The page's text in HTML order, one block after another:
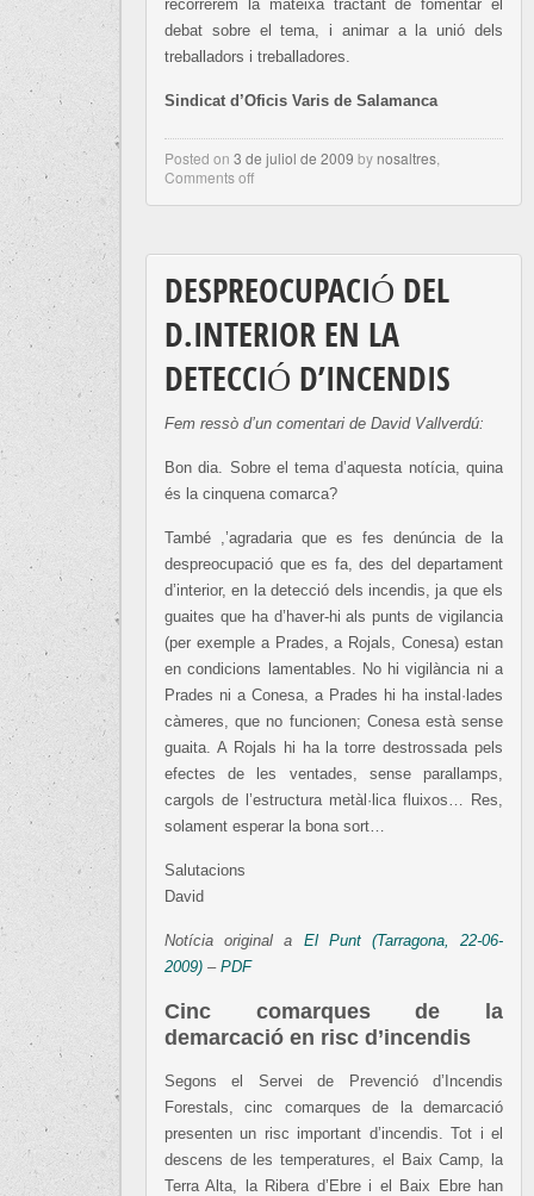
recorrerem la mateixa tractant de fomentar el
debat sobre el tema, i animar a la unió dels
treballadors i treballadores.
Sindicat d’Oficis Varis de Salamanca
Posted on 3 de juliol de 2009 by nosaltres
Comments off
DESPREOCUPACIÓ DEL
D.INTERIOR EN LA
DETECCIÓ D’INCENDIS
Fem ressò d’un comentari de David Vallverdú:
Bon dia. Sobre el tema d’aquesta notícia, quina
és la cinquena comarca?
També ,’agradaria que es fes denúncia de la
despreocupació que es fa, des del departament
d’interior, en la detecció dels incendis, ja que els
guaites que ha d’haver-hi als punts de vigilancia
(per exemple a Prades, a Rojals, Conesa) estan
en condicions lamentables. No hi vigilància ni a
Prades ni a Conesa, a Prades hi ha instal·lades
càmeres, que no funcionen; Conesa està sense
guaita. A Rojals hi ha la torre destrossada pels
efectes de les ventades, sense parallamps,
cargols de l’estructura metàl·lica fluixos… Res,
solament esperar la bona sort…
Salutacions
David
Notícia original a El Punt (Tarragona, 22-06-
2009) – PDF
Cinc comarques de la
demarcació en risc d’incendis
Segons el Servei de Prevenció d’Incendis
Forestals, cinc comarques de la demarcació
presenten un risc important d’incendis. Tot i el
descens de les temperatures, el Baix Camp, la
Terra Alta, la Ribera d’Ebre i el Baix Ebre han